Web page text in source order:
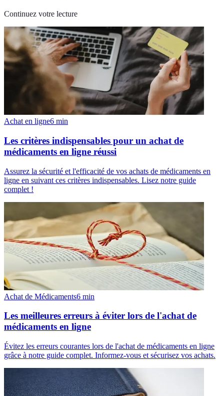
Continuez votre lecture
Achat en ligne6 min
Les critères indispensables pour un achat de
médicaments en ligne réussi
Assurez la sécurité et l'efficacité de vos achats de médicaments en
ligne en suivant ces critères indispensables. Lisez notre guide
complet !
Achat de Médicaments6 min
Les meilleures erreurs à éviter lors de l'achat de
médicaments en ligne
Évitez les erreurs courantes lors de l'achat de médicaments en ligne
grâce à notre guide complet. Informez-vous et sécurisez vos achats.